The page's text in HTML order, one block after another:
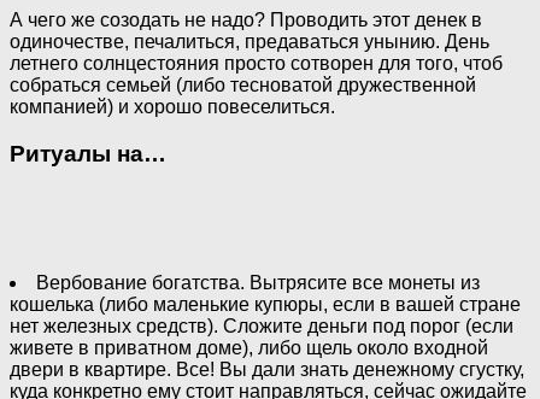
А чего же созодать не надо? Проводить этот денек в
одиночестве, печалиться, предаваться унынию. День
летнего солнцестояния просто сотворен для того, чтоб
собраться семьей (либо тесноватой дружественной
компанией) и хорошо повеселиться.
Ритуалы на…
Вербование богатства. Вытрясите все монеты из
кошелька (либо маленькие купюры, если в вашей стране
нет железных средств). Сложите деньги под порог (если
живете в приватном доме), либо щель около входной
двери в квартире. Все! Вы дали знать денежному сгустку,
куда конкретно ему стоит направляться, сейчас ожидайте